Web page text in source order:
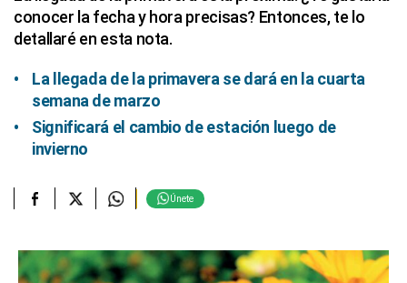
conocer la fecha y hora precisas? Entonces, te lo
detallaré en esta nota.
La llegada de la primavera se dará en la cuarta
semana de marzo
Significará el cambio de estación luego de
invierno
Únete